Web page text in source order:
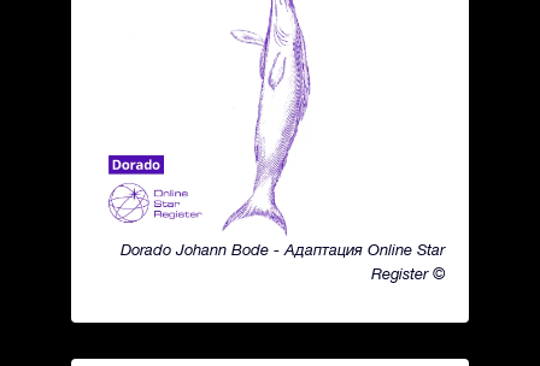
Dorado Johann Bode - Адаптация Online Star
Register ©